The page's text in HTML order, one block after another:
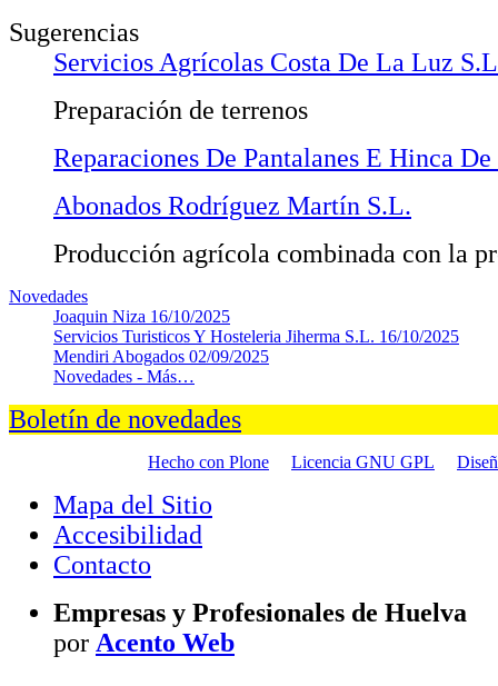
Sugerencias
Servicios Agrícolas Costa De La Luz
Preparación de terrenos
Reparaciones De Pantalanes E Hinca
Abonados Rodríguez Martín S.L.
Producción agrícola combinada con la
Novedades
Joaquin Niza 16/10/2025
Servicios Turisticos Y Hosteleria Jiherma S.L. 16/10/2025
Mendiri Abogados 02/09/2025
Novedades - Más…
Boletín de novedades
Hecho con Plone Licencia GNU GPL
Mapa del Sitio
Accesibilidad
Contacto
Empresas y Profesionales de Huelva
por Acento Web